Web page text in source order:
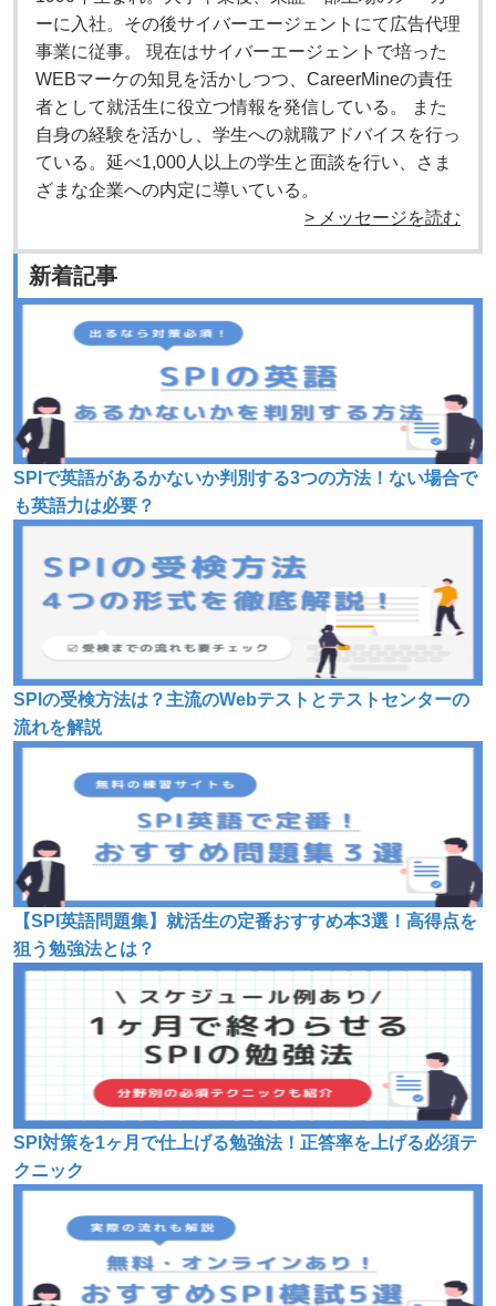
ーに入社。その後サイバーエージェントにて広告代理
事業に従事。 現在はサイバーエージェントで培った
WEBマーケの知見を活かしつつ、CareerMineの責任
者として就活生に役立つ情報を発信している。 また
自身の経験を活かし、学生への就職アドバイスを行っ
ている。延べ1,000人以上の学生と面談を行い、さま
ざまな企業への内定に導いている。
> メッセージを読む
新着記事
SPIで英語があるかないか判別する3つの方法！ない場合で
も英語力は必要？
SPIの受検方法は？主流のWebテストとテストセンターの
流れを解説
【SPI英語問題集】就活生の定番おすすめ本3選！高得点を
狙う勉強法とは？
SPI対策を1ヶ月で仕上げる勉強法！正答率を上げる必須テ
クニック